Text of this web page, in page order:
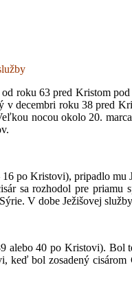
od roku 63 pred Kristom
decembri roku 38 pred
nocou okolo 20.
po Kristovi), pripadlo
sa rozhodol pre priamu
V dobe Ježišovej
alebo 40 po Kristovi). Bol
bol zosadený